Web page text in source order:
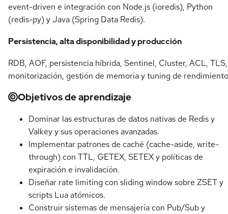
event-driven e integración con Node.js (ioredis), Python
(redis-py) y Java (Spring Data Redis).
Persistencia, alta disponibilidad y producción
RDB, AOF, persistencia híbrida, Sentinel, Cluster, ACL, TLS,
monitorización, gestión de memoria y tuning de
Objetivos de aprendizaje
Dominar las estructuras de datos nativas de Redis y
Valkey y sus operaciones avanzadas.
Implementar patrones de caché (cache-aside, write-
through) con TTL, GETEX, SETEX y políticas de
expiración e invalidación.
Diseñar rate limiting con sliding window sobre ZSET y
scripts Lua atómicos.
Construir sistemas de mensajería con Pub/Sub y